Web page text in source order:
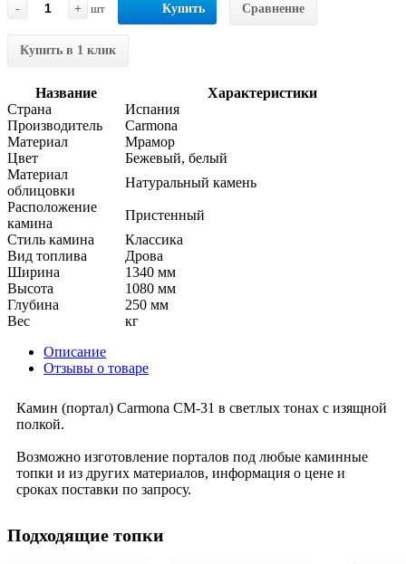
-
+ шт Купить Сравнение
Купить в 1 клик
Название
Характеристики
Страна
Испания
Производитель
Carmona
Материал
Мрамор
Цвет
Бежевый, белый
Материал
облицовки
Натуральный камень
Расположение
камина
Пристенный
Стиль камина
Класcика
Вид топлива
Дрова
Ширина
1340 мм
Высота
1080 мм
Глубина
250 мм
Вес
кг
Описание
Отзывы о товаре
Камин (портал) Carmona CM-31 в светлых тонах с изящной
полкой.
Возможно изготовление порталов под любые каминные
топки и из других материалов, информация о цене и
сроках поставки по запросу.
Подходящие топки